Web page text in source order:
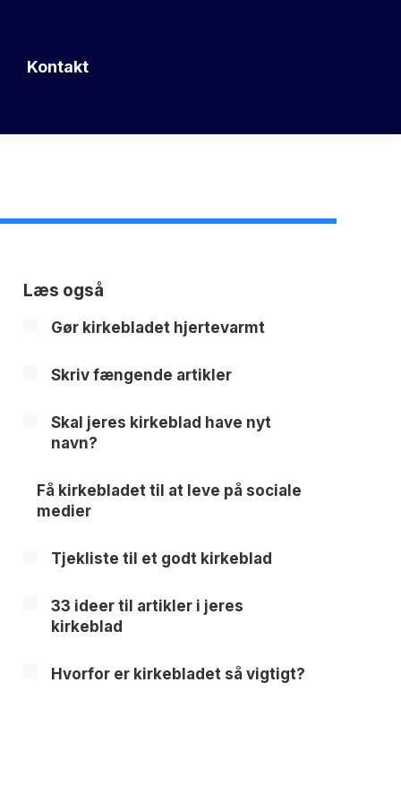
Kontakt
Læs også
Gør kirkebladet hjertevarmt
Skriv fængende artikler
Skal jeres kirkeblad have nyt
navn?
Få kirkebladet til at leve på sociale
medier
Tjekliste til et godt kirkeblad
33 ideer til artikler i jeres
kirkeblad
Hvorfor er kirkebladet så vigtigt?